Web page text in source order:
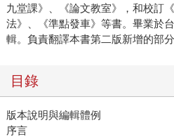
九堂課》、《論文教室》，和校訂
法》、《準點發車》等書。 畢業於
輯。負責翻譯本書第二版新增的部分
目錄
版本說明與編輯體例
序言